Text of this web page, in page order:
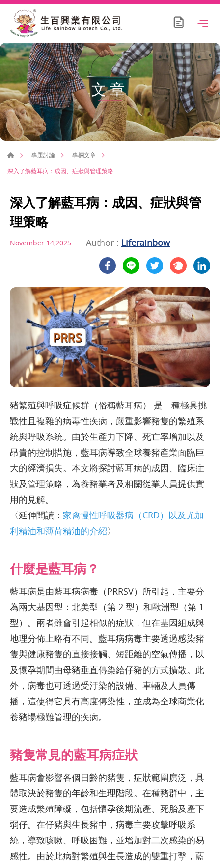
文章
專題討論 專欄文章
深入了解藍耳病：成因、症狀與管理策略
深入了解藍耳病：成因、症狀與管
理策略
November 14,2025 Author : Liferainbow
豬繁殖與呼吸症候群（俗稱藍耳病） 是一種極具挑
戰性且複雜的病毒性疾病，嚴重影響豬隻的繁殖系
統與呼吸系統。由於生產力下降、死亡率增加以及
昂貴的控制措施，藍耳病導致全球養豬產業面臨巨
大的經濟損失。本文將探討藍耳病的成因、臨床症
狀及管理策略，為養豬業者及相關從業人員提供實
用的見解。
〈延伸閱讀： 家禽慢性呼吸器病（CRD）以及尤加
利精油和薄荷精油的介紹〉
什麼是藍耳病？
藍耳病是由藍耳病病毒（PRRSV）所引起，主要分
為兩大基因型：北美型（第 2 型）和歐洲型（第 1
型）。兩者雖會引起相似的症狀，但在基因組成與
地理分佈上略有不同。藍耳病病毒主要透過感染豬
隻與健康豬隻的直接接觸、短距離的空氣傳播，以
及懷孕期間由母豬垂直傳染給仔豬的方式擴散。此
外，病毒也可透過受汙染的設備、車輛及人員傳
播，這使得它具有高度傳染性，並成為全球商業化
養豬場極難管理的疾病。
豬隻常見的藍耳病症狀
藍耳病會影響各個日齡的豬隻，症狀範圍廣泛，具
體取決於豬隻的年齡和生理階段。在種豬群中，主
要造成繁殖障礙，包括懷孕後期流產、死胎及產下
弱仔。在仔豬與生長豬中，病毒主要攻擊呼吸系
統，導致咳嗽、呼吸困難，並增加對二次感染的易
感性。由於此病對繁殖與生長造成的雙重打擊，藍